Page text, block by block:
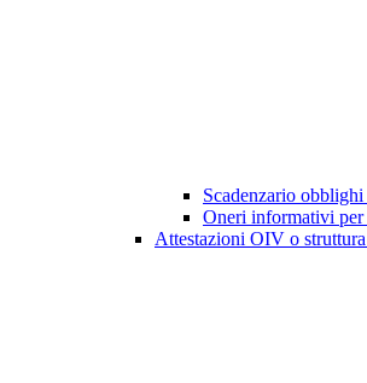
Scadenzario
Oneri informativi per
Attestazioni OIV o struttura